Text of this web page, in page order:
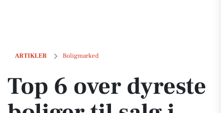
ARTIKLER Boligmarked
Top 6 over dyreste boliger til salg i Tranekær. Priser op til 6.995.000
Top 6 over dyreste